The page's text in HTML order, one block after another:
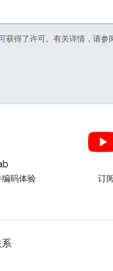
获得了许可。有关详情，请参
码体验 订